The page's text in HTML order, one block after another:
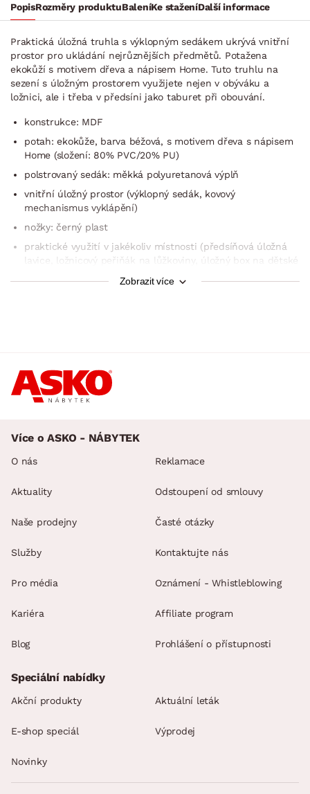
PopisRozměry produktuBaleníKe staženíDalší informace
Praktická úložná truhla s výklopným sedákem ukrývá vnitřní
prostor pro ukládání nejrůznějších předmětů. Potažena
ekokůží s motivem dřeva a nápisem Home. Tuto truhlu na
sezení s úložným prostorem využijete nejen v obýváku a
ložnici, ale i třeba v předsíni jako taburet při obouvání.
konstrukce: MDF
potah: ekokůže, barva béžová, s motivem dřeva s nápisem
Home (složení: 80% PVC/20% PU)
polstrovaný sedák: měkká polyuretanová výplň
vnitřní úložný prostor (výklopný sedák, kovový
mechanismus vyklápění)
nožky: černý plast
praktické využití v jakékoliv místnosti (předsíňová úložná
lavice, ložnicový peřiňák na lůžkoviny, úložný box na dětské
Zobrazit více
Více o ASKO - NÁBYTEK
O nás
Aktuality
Naše prodejny
Služby
Pro média
Kariéra
Blog
Reklamace
Odstoupení od smlouvy
Časté otázky
Kontaktujte nás
Oznámení - Whistleblowing
Affiliate program
Prohlášení o přístupnosti
Speciální nabídky
Akční produkty Aktuální leták
E-shop speciál Výprodej
Novinky